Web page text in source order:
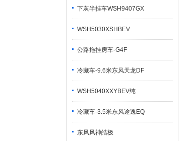
下灰半挂车WSH9407GX
WSH5030XSHBEV
公路拖挂房车-G4F
冷藏车-9.6米东风天龙DF
WSH5040XXYBEV纯
冷藏车-3.5米东风途逸EQ
东风风神皓极